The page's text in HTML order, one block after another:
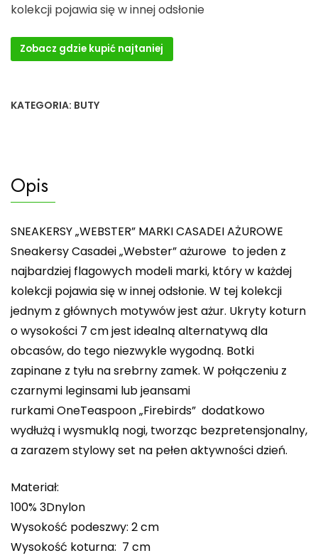
kolekcji pojawia się w innej odsłonie
Zobacz gdzie kupić najtaniej
KATEGORIA: BUTY
Opis
SNEAKERSY „WEBSTER” MARKI CASADEI AŻUROWE
Sneakersy Casadei „Webster” ażurowe to jeden z
najbardziej flagowych modeli marki, który w każdej
kolekcji pojawia się w innej odsłonie. W tej kolekcji
jednym z głównych motywów jest ażur. Ukryty koturn
o wysokości 7 cm jest idealną alternatywą dla
obcasów, do tego niezwykle wygodną. Botki
zapinane z tyłu na srebrny zamek. W połączeniu z
czarnymi leginsami lub jeansami
rurkami OneTeaspoon „Firebirds” dodatkowo
wydłużą i wysmuklą nogi, tworząc bezpretensjonalny,
a zarazem stylowy set na pełen aktywności dzień.
Materiał:
100% 3Dnylon
Wysokość podeszwy: 2 cm
Wysokość koturna: 7 cm